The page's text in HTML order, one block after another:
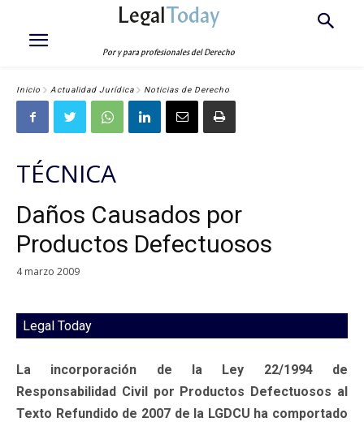
LegalToday
Por y para profesionales del Derecho
Inicio Actualidad Jurídica Noticias de Derecho
TÉCNICA
Daños Causados por
Productos Defectuosos
4 marzo 2009
Legal Today
La incorporación de la Ley 22/1994 de
Responsabilidad Civil por Productos Defectuosos al
Texto Refundido de 2007 de la LGDCU ha comportado